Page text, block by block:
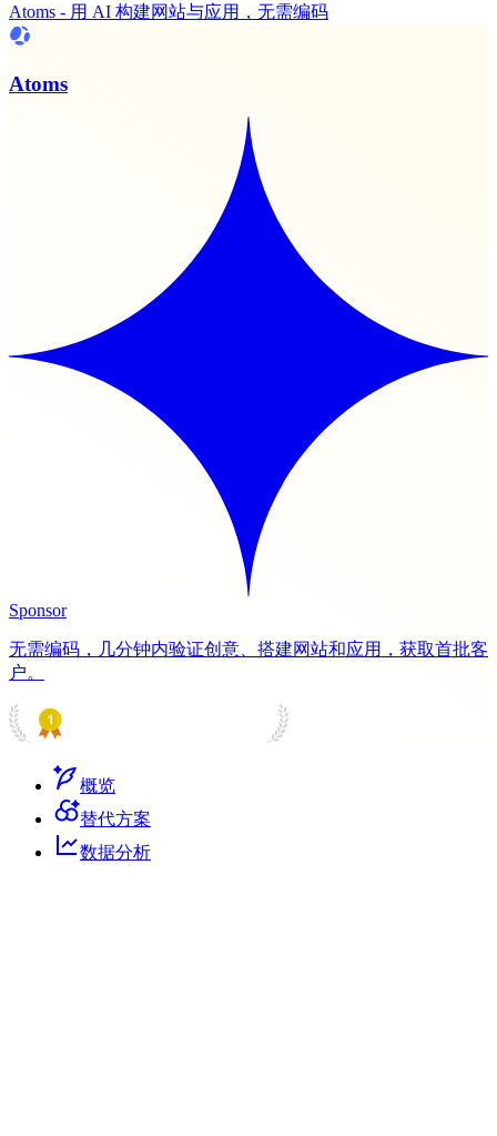
Atoms - 用 AI 构建网站与应用，无需编码
Atoms
Sponsor
无需编码，几分钟内验证创意、搭建网站和应用，获取首批客
户。
概览
替代方案
数据分析